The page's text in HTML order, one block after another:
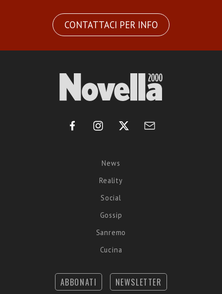
CONTATTACI PER INFO
News
Reality
Social
Gossip
Sanremo
Cucina
ABBONATI NEWSLETTER